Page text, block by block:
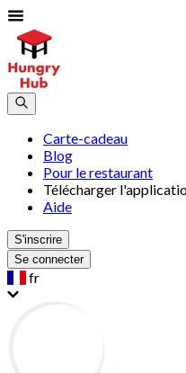
Carte-cadeau
Blog
Pour le restaurant
Télécharger
Aide
S'inscrire
Se connecter
fr